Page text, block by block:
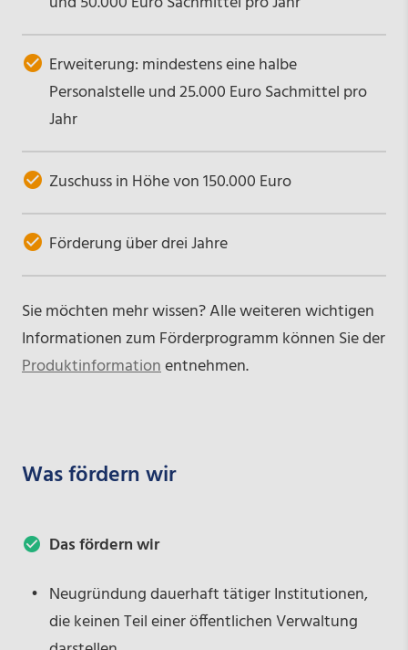
Erweiterung: mindestens eine halbe
Personalstelle und 25.000 Euro Sachmittel pro
Jahr
Zuschuss in Höhe von 150.000 Euro
Förderung über drei Jahre
Sie möchten mehr wissen? Alle weiteren wichtigen
Informationen zum Förderprogramm können Sie der
Produktinformationentnehmen.
Was fördern wir
Das fördern wir
Neugründung dauerhaft tätiger Institutionen,
die keinen Teil einer öffentlichen Verwaltung